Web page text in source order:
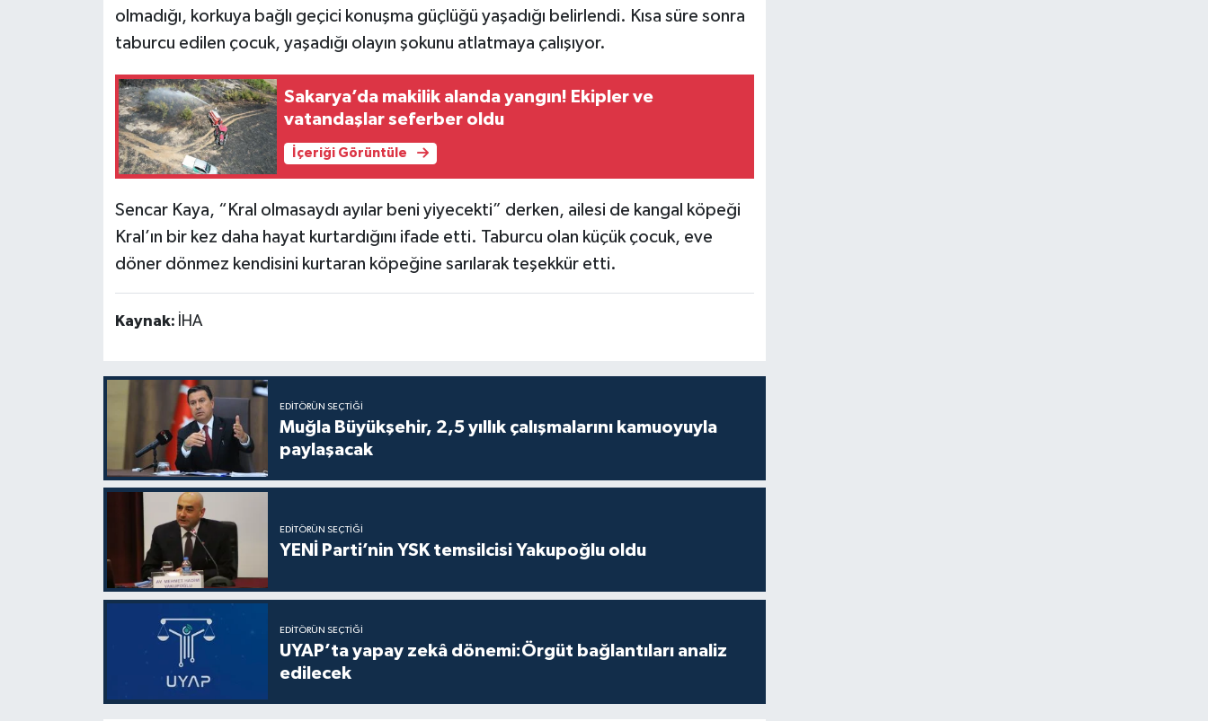
olmadığı, korkuya bağlı geçici konuşma güçlüğü yaşadığı belirlendi. Kısa süre sonra
taburcu edilen çocuk, yaşadığı olayın şokunu atlatmaya çalışıyor.
Sakarya’da makilik alanda yangın! Ekipler ve
vatandaşlar seferber oldu
İçeriği Görüntüle
Sencar Kaya, “Kral olmasaydı ayılar beni yiyecekti” derken, ailesi de kangal köpeği
Kral’ın bir kez daha hayat kurtardığını ifade etti. Taburcu olan küçük çocuk, eve
döner dönmez kendisini kurtaran köpeğine sarılarak teşekkür etti.
Kaynak: İHA
EDITÖRÜN SEÇTIĞI
Muğla Büyükşehir, 2,5 yıllık çalışmalarını kamuoyuyla
paylaşacak
EDITÖRÜN SEÇTIĞI
YENİ Parti’nin YSK temsilcisi Yakupoğlu oldu
EDITÖRÜN SEÇTIĞI
UYAP’ta yapay zekâ dönemi:Örgüt bağlantıları analiz
edilecek